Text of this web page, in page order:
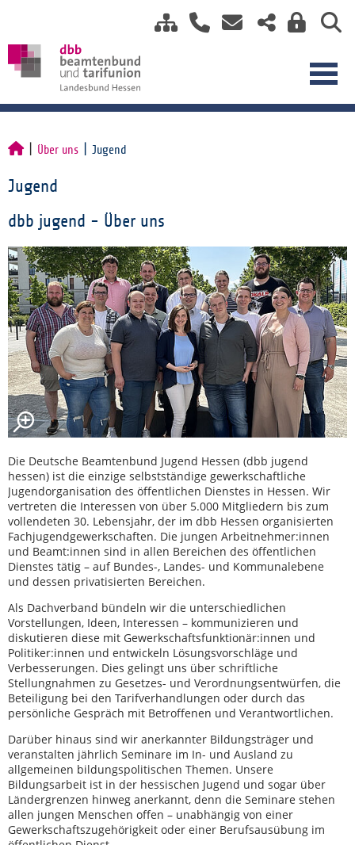
Über uns Jugend
Jugend
dbb jugend - Über uns
Die Deutsche Beamtenbund Jugend Hessen (dbb jugend
hessen) ist die einzige selbstständige gewerkschaftliche
Jugendorganisation des öffentlichen Dienstes in Hessen. Wir
vertreten die Interessen von über 5.000 Mitgliedern bis zum
vollendeten 30. Lebensjahr, der im dbb Hessen organisierten
Fachjugendgewerkschaften. Die jungen Arbeitnehmer:innen
und Beamt:innen sind in allen Bereichen des öffentlichen
Dienstes tätig – auf Bundes-, Landes- und Kommunalebene
und dessen privatisierten Bereichen.
Als Dachverband bündeln wir die unterschiedlichen
Vorstellungen, Ideen, Interessen – kommunizieren und
diskutieren diese mit Gewerkschaftsfunktionär:innen und
Politiker:innen und entwickeln Lösungsvorschläge und
Verbesserungen. Dies gelingt uns über schriftliche
Stellungnahmen zu Gesetzes- und Verordnungsentwürfen, die
Beteiligung bei den Tarifverhandlungen oder durch das
persönliche Gespräch mit Betroffenen und Verantwortlichen.
Darüber hinaus sind wir anerkannter Bildungsträger und
veranstalten jährlich Seminare im In- und Ausland zu
allgemeinen bildungspolitischen Themen. Unsere
Bildungsarbeit ist in der hessischen Jugend und sogar über
Ländergrenzen hinweg anerkannt, denn die Seminare stehen
allen jungen Menschen offen – unabhängig von einer
Gewerkschaftszugehörigkeit oder einer Berufsausübung im